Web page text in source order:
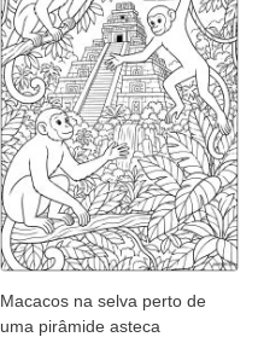
Macacos na selva perto de
uma pirâmide asteca